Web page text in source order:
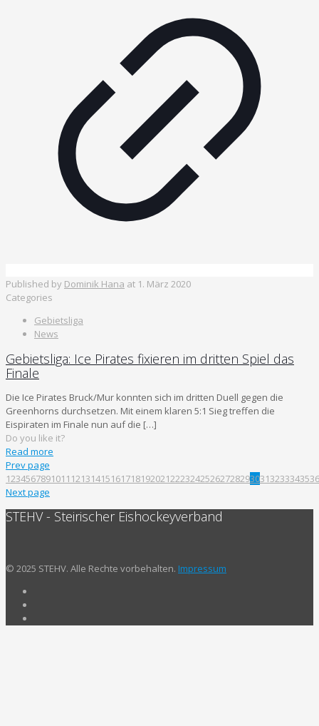
Published by Dominik Hana at 1. März 2020
Categories
Gebietsliga
News
Gebietsliga: Ice Pirates fixieren im dritten Spiel das
Finale
Die Ice Pirates Bruck/Mur konnten sich im dritten Duell gegen die
Greenhorns durchsetzen. Mit einem klaren 5:1 Sieg treffen die
Eispiraten im Finale nun auf die […]
Do you like it?
Read more
Prev page
1234567891011 12131415161718192021222324252627282930313233343536
Next page
STEHV - Steirischer Eishockeyverband
© 2025 STEHV. Alle Rechte vorbehalten. Impressum